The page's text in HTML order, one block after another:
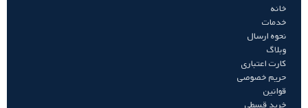
خانه
خدمات
نحوه ارسال
وبلاگ
کارت اعتباری
حریم خصوصی
قوانین
خرید قسطی